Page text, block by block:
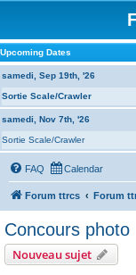
Upcoming Dates
samedi, Sep 19th, '26
Sortie Scale/Crawler
samedi, Nov 7th, '26
Sortie Scale/Crawler
FAQ Calendar
Forum ttrcs Forum
Concours photo
Nouveau sujet